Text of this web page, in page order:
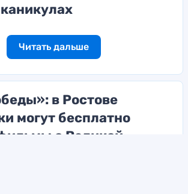
Читать дальше
в Ростове
могут бесплатно
о Великой